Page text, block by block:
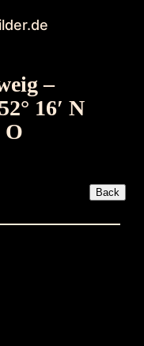
–
16′ N
O